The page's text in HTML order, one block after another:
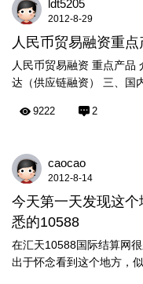
ldt5205
2012-8-29
人民币贸易融资 重
人民币贸易融资 重点产品
达（供应链融资） 三、国
9222 2
caocao
2012-8-14
今天第一天发现这
悉的10588
在汇天10588国际结算网
出于怀念看到这个地方，似